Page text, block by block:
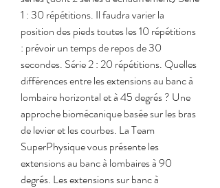
1 : 30 répétitions. Il faudra varier la
position des pieds toutes les 10 répétitions
: prévoir un temps de repos de 30
secondes. Série 2 : 20 répétitions. Quelles
différences entre les extensions au banc à
lombaire horizontal et à 45 degrés ? Une
approche biomécanique basée sur les bras
de levier et les courbes. La Team
SuperPhysique vous présente les
extensions au banc à lombaires à 90
degrés. Les extensions sur banc à